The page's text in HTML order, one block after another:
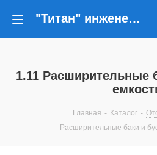
"Титан" инженерные решения
1.11 Расширительные
Главная - Каталог -
Расширительные баки и